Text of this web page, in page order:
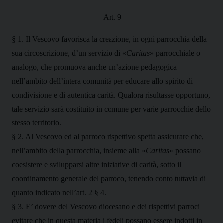
Art. 9
§ 1. Il Vescovo favorisca la creazione, in ogni parrocchia della
sua circoscrizione, d’un servizio di «Caritas» parrocchiale o
analogo, che promuova anche un’azione pedagogica
nell’ambito dell’intera comunità per educare allo spirito di
condivisione e di autentica carità. Qualora risultasse opportuno,
tale servizio sarà costituito in comune per varie parrocchie dello
stesso territorio.
§ 2. Al Vescovo ed al parroco rispettivo spetta assicurare che,
nell’ambito della parrocchia, insieme alla «Caritas» possano
coesistere e svilupparsi altre iniziative di carità, sotto il
coordinamento generale del parroco, tenendo conto tuttavia di
quanto indicato nell’art. 2 § 4.
§ 3. E’ dovere del Vescovo diocesano e dei rispettivi parroci
evitare che in questa materia i fedeli possano essere indotti in